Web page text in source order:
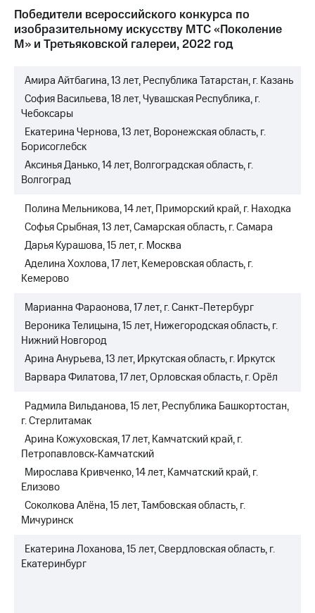
Победители всероссийского конкурса по
изобразительному искусству МТС «Поколение
М» и Третьяковской галереи,2022 год
Амира Айтбагина, 13 лет, Республика Татарстан, г. Казань
София Васильева, 18 лет, Чувашская Республика, г.
Чебоксары
Екатерина Чернова, 13 лет, Воронежская область, г.
Борисоглебск
Аксинья Данько, 14 лет, Волгоградская область, г.
Волгоград
Полина Мельникова, 14 лет, Приморский край, г. Находка
Софья Срыбная, 13 лет, Самарская область, г. Самара
Дарья Курашова, 15 лет, г. Москва
Аделина Хохлова, 17 лет, Кемеровская область, г.
Кемерово
Марианна Фараонова, 17 лет, г. Санкт-Петербург
Вероника Телицына, 15 лет, Нижегородская область, г.
Нижний Новгород
Арина Анурьева, 13 лет, Иркутская область, г. Иркутск
Варвара Филатова, 17 лет, Орловская область, г. Орёл
Радмила Вильданова, 15 лет, Республика Башкортостан,
г. Стерлитамак
Арина Кожуховская, 17 лет, Камчатский край, г.
Петропавловск-Камчатский
Мирослава Кривченко, 14 лет, Камчатский край, г.
Елизово
Соколкова Алёна, 15 лет, Тамбовская область, г.
Мичуринск
Екатерина Лоханова, 15 лет, Свердловская область, г.
Екатеринбург